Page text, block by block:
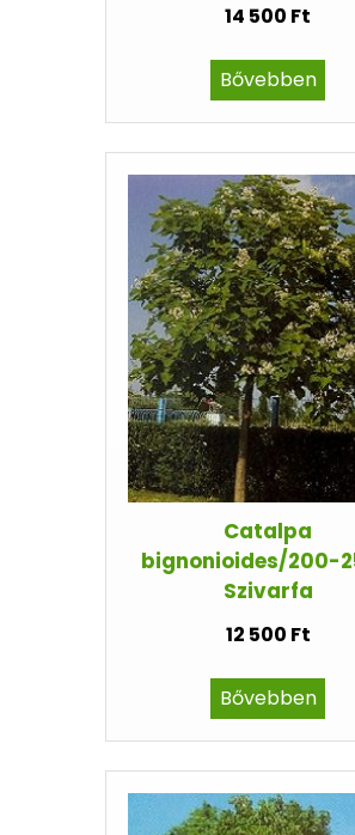
14 500 Ft
Bővebben
Catalpa
bignonioides/200-
Szivarfa
12 500 Ft
Bővebben